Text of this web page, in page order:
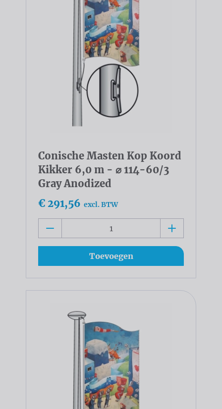
Conische Masten Kop Koord
Kikker 6,0 m - ⌀ 114-60/3
Gray Anodized
€ 291,56 excl. BTW
Toevoegen